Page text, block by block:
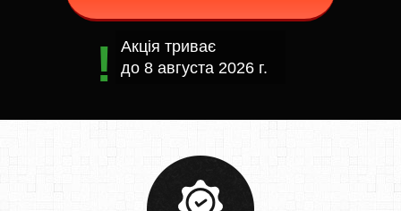
Акція триває
до 8 августа 2026 г.